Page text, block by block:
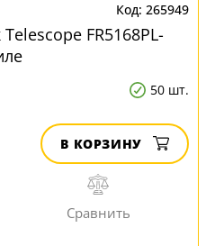
265949
FR5168PL-
50 шт.
В КОРЗИНУ